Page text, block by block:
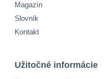
Magazín
Slovník
Kontakt
Užitočné informácie